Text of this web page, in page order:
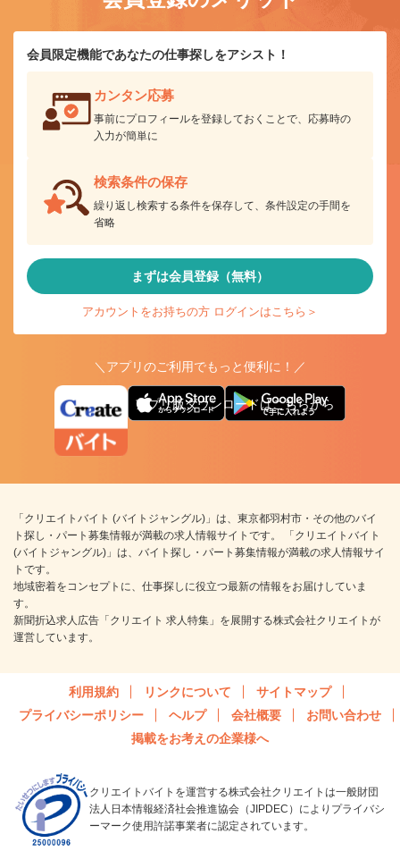
会員限定機能であなたの仕事探しをアシスト！
カンタン応募
事前にプロフィールを登録しておくことで、応募時の
入力が簡単に
検索条件の保存
繰り返し検索する条件を保存して、条件設定の手間を
省略
まずは会員登録（無料）
アカウントをお持ちの方 ログインはこちら＞
＼アプリのご利用でもっと便利に！／
アプリ版ダウンロードはこちらから
「クリエイトバイト (バイトジャングル)」は、東京都羽村市・その他のバイ
ト探し・パート募集情報が満載の求人情報サイトです。 「クリエイトバイト
(バイトジャングル)」は、バイト探し・パート募集情報が満載の求人情報サイ
トです。
地域密着をコンセプトに、仕事探しに役立つ最新の情報をお届けしていま
す。
新聞折込求人広告「クリエイト 求人特集」を展開する株式会社クリエイトが
運営しています。
利用規約 リンクについて
サイトマップ
プライバシーポリシー
ヘルプ 会社概要
お問い合わせ
掲載をお考えの企業様へ
クリエイトバイトを運営する株式会社クリエイトは一般財団
法人日本情報経済社会推進協会（JIPDEC）によりプライバシ
ーマーク使用許諾事業者に認定されています。